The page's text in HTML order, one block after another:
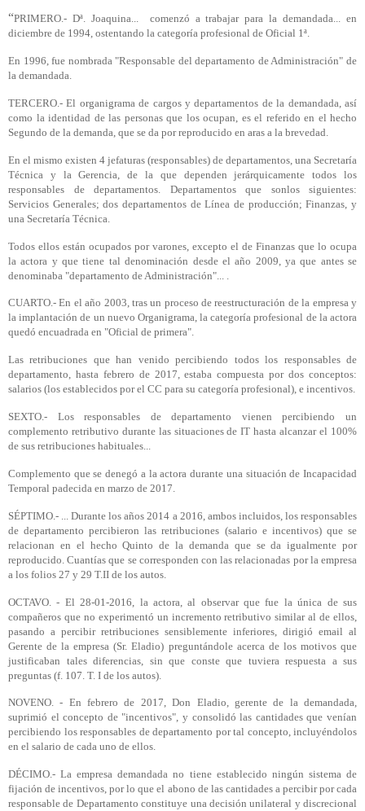
“PRIMERO.- Dª. Joaquina...
comenzó a trabajar para la demandada... en
diciembre de 1994, ostentando la categoría profesional de Oficial 1ª.
En 1996, fue nombrada "Responsable del departamento de Administración" de
la demandada.
TERCERO.- El organigrama de cargos y departamentos de la demandada, así
como la identidad de las personas que los ocupan, es el referido en el hecho
Segundo de la demanda, que se da por reproducido en aras a la brevedad.
En el mismo existen 4 jefaturas (responsables) de departamentos, una Secretaría
Técnica y la Gerencia, de la que dependen jerárquicamente todos los
responsables de departamentos. Departamentos que sonlos siguientes:
Servicios Generales; dos departamentos de Línea de producción; Finanzas, y
una Secretaría Técnica.
Todos ellos están ocupados por varones, excepto el de Finanzas que lo ocupa
la actora y que tiene tal denominación desde el año 2009, ya que antes se
denominaba "departamento de Administración"... .
CUARTO.- En el año 2003, tras un proceso de reestructuración de la empresa y
la implantación de un nuevo Organigrama, la categoría profesional de la actora
quedó encuadrada en "Oficial de primera".
Las retribuciones que han venido percibiendo todos los responsables de
departamento, hasta febrero de 2017, estaba compuesta por dos conceptos:
salarios (los establecidos por el CC para su categoría profesional), e incentivos.
SEXTO.- Los responsables de departamento vienen percibiendo un
complemento retributivo durante las situaciones de IT hasta alcanzar el 100%
de sus retribuciones habituales...
Complemento que se denegó a la actora durante una situación de Incapacidad
Temporal padecida en marzo de 2017.
SÉPTIMO.- ... Durante los años 2014 a 2016, ambos incluidos, los responsables
de departamento percibieron las retribuciones (salario e incentivos) que se
relacionan en el hecho Quinto de la demanda que se da igualmente por
reproducido. Cuantías que se corresponden con las relacionadas por la empresa
a los folios 27 y 29 T.II de los autos.
OCTAVO. - El 28-01-2016, la actora, al observar que fue la única de sus
compañeros que no experimentó un incremento retributivo similar al de ellos,
pasando a percibir retribuciones sensiblemente inferiores, dirigió email al
Gerente de la empresa (Sr. Eladio) preguntándole acerca de los motivos que
justificaban tales diferencias, sin que conste que tuviera respuesta a sus
preguntas (f. 107. T. I de los autos).
NOVENO. - En febrero de 2017, Don Eladio, gerente de la demandada,
suprimió el concepto de "incentivos", y consolidó las cantidades que venían
percibiendo los responsables de departamento por tal concepto, incluyéndolos
en el salario de cada uno de ellos.
DÉCIMO.- La empresa demandada no tiene establecido ningún sistema de
fijación de incentivos, por lo que el abono de las cantidades a percibir por cada
responsable de Departamento constituye una decisión unilateral y discrecional